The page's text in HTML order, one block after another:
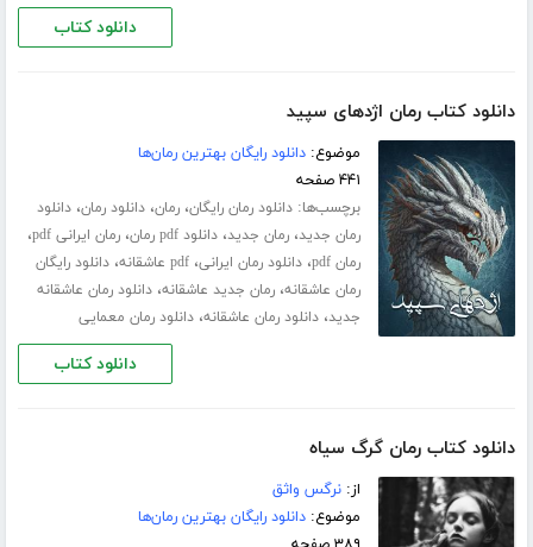
دانلود کتاب
دانلود کتاب رمان اژدهای سپید
موضوع:دانلود رایگان بهترین رمان‌ها
۴۴۱ صفحه
برچسب‌ها:دانلود رمان رایگان،رمان،دانلود رمان،دانلود
رمان جدید،رمان جدید،دانلود pdf رمان ،رمان ایرانی pdf ،
رمان pdf ،دانلود رمان ایرانی،pdf عاشقانه ،دانلود رایگان
رمان عاشقانه،رمان جدید عاشقانه،دانلود رمان عاشقانه
جدید،دانلود رمان عاشقانه،دانلود رمان معمایی
دانلود کتاب
دانلود کتاب رمان گرگ سیاه
از:نرگس واثق
موضوع:دانلود رایگان بهترین رمان‌ها